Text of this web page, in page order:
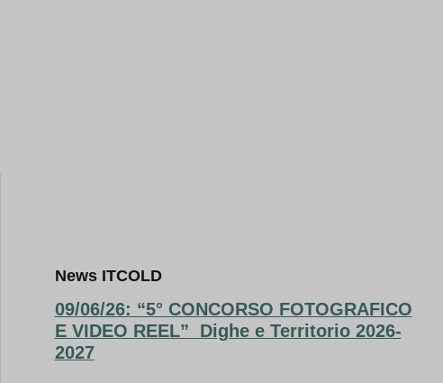
News ITCOLD
09/06/26: “5° CONCORSO FOTOGRAFICO
E VIDEO REEL” Dighe e Territorio 2026-
2027